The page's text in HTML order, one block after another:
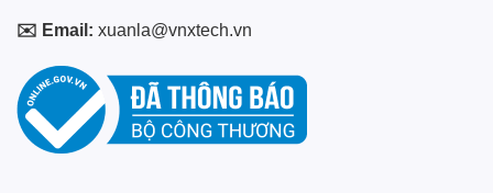
✉️ Email: xuanla@vnxtech.vn